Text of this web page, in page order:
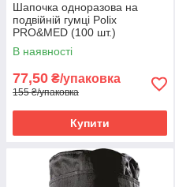
Шапочка одноразова на
подвійній гумці Polix
PRO&MED (100 шт.)
Спанбонд Червона
В наявності
77,50 ₴/упаковка
155 ₴/упаковка
Купити